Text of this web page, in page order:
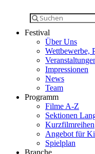
Festival
Über Uns
Wettbewerbe,
Impressionen
News
Team
Programm
Filme A-Z
Sektionen
Kurzfilmreihen
Angebot für
Spielplan
Branche